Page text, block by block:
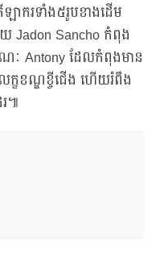
ាករទាំង៥រូបខាងដើម
Jadon Sancho កំពុង
ៈ Antony ដែលកំពុងមាន
ខខណ្ឌខ្ចីជើង ហើយរំពឹង
៕